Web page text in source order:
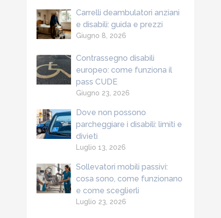
Carrelli deambulatori anziani
e disabili: guida e prezzi
Giugno 8, 2026
Contrassegno disabili
europeo: come funziona il
pass CUDE
Giugno 23, 2026
Dove non possono
parcheggiare i disabili: limiti e
divieti
Luglio 13, 2026
Sollevatori mobili passivi:
cosa sono, come funzionano
e come sceglierli
Luglio 23, 2026